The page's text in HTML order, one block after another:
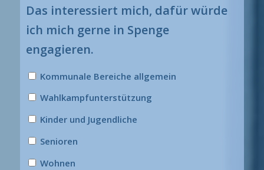
Das interessiert mich, dafür würde
ich mich gerne in Spenge
engagieren.
Kommunale Bereiche allgemein
Wahlkampfunterstützung
Kinder und Jugendliche
Senioren
Wohnen